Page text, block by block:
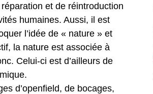
et de réintroduction
humaines. Aussi, il est
l’idée de « nature » et
la nature est associée à
Celui-ci est d’ailleurs de
d’openfield, de bocages,